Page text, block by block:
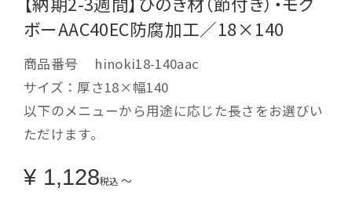
ボーAAC40EC防腐加工／18×140
商品番号
hinoki18-140aac
サイズ：厚さ18×幅140
以下のメニューから用途に応じた長さをお選びい
ただけます。
¥ 1,128税込 〜